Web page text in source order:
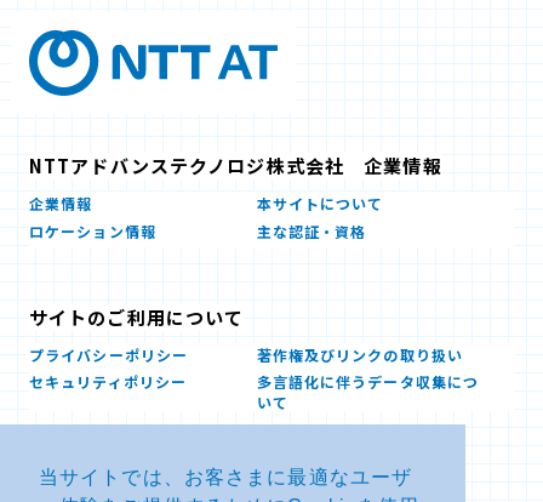
当サイトでは、お客さまに最適なユーザ
NTTアドバンステクノロジ株式会社 企業情報
企業情報
本サイトについて
ロケーション情報
主な認証・資格
サイトのご利用について
プライバシーポリシー
著作権及びリンクの取り扱い
セキュリティポリシー
多言語化に伴うデータ収集につ
いて
お問い合せ